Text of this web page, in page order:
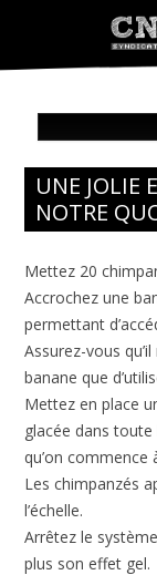
CNT
UNE JOLIE
NOTRE
Mettez 20
Accrochez une
permettant
Assurez-vous
banane que
Mettez en place
glacée dans
qu’on commence
Les chimpanzés
l’échelle.
Arrêtez le
plus son effet gel.